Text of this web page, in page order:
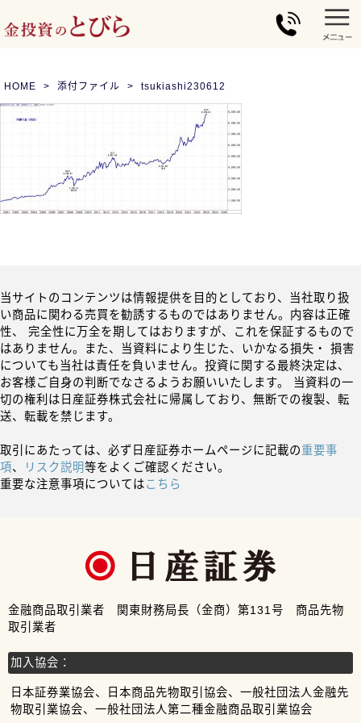
HOME 添付ファイル tsukiashi230612
当サイトのコンテンツは情報提供を目的としており、当社取り扱
い商品に関わる売買を勧誘するものではありません。内容は正確
性、 完全性に万全を期してはおりますが、これを保証するもので
はありません。また、当資料により生じた、いかなる損失・ 損害
についても当社は責任を負いません。投資に関する最終決定は、
お客様ご自身の判断でなさるようお願いいたします。 当資料の一
切の権利は日産証券株式会社に帰属しており、無断での複製、転
送、転載を禁じます。
取引にあたっては、必ず日産証券ホームページに記載の重要事
項、 リスク説明等をよくご確認ください。
重要な注意事項についてはこちら
金融商品取引業者 関東財務局長（金商）第131号 商品先物
取引業者
加入協会：
日本証券業協会、日本商品先物取引協会、一般社団法人金融先
物取引業協会、一般社団法人第二種金融商品取引業協会